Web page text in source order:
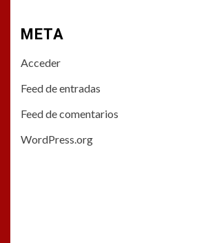
META
Acceder
Feed de entradas
Feed de comentarios
WordPress.org